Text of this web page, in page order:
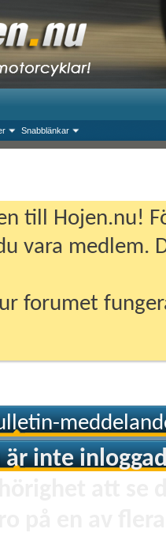
Snabblänkar
till Hojen.nu!
vara medlem.
forumet
är inte